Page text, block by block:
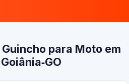
para Moto em